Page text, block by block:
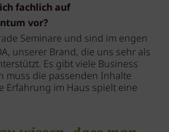
fachlich auf
vor?
Seminare und sind im engen
unserer Brand, die uns sehr als
Es gibt viele Business
muss die passenden Inhalte
Erfahrung im Haus spielt eine